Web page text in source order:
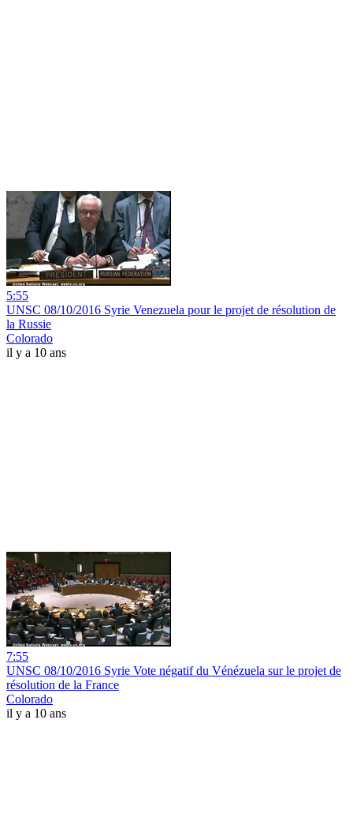
5:55
UNSC 08/10/2016 Syrie Venezuela pour le projet de résolution de
la Russie
Colorado
il y a 10 ans
7:55
UNSC 08/10/2016 Syrie Vote négatif du Vénézuela sur le projet de
résolution de la France
Colorado
il y a 10 ans